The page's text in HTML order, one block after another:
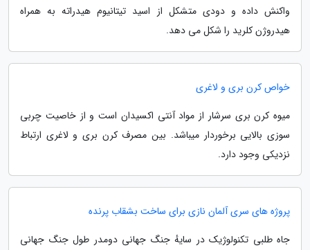
واکنش داده و دودی متشکل از اسید تیتانیوم هیدراته به همراه
هیدروژن کلرید را شکل می دهد.
خواص کرن بری و لاغری
میوه کرن بری سرشار از مواد آنتی اکسیدان است و از خاصیت چربی
سوزی بالایی برخوردار میباشد. بین مصرف کرن بری و لاغری ارتباط
نزدیکی وجود دارد.
پروژه های سری آلمان نازی برای ساخت بشقاب پرنده
جاه طلبی تکنولوژیک در سایهٔ جنگ جهانی دومدر طول جنگ جهانی